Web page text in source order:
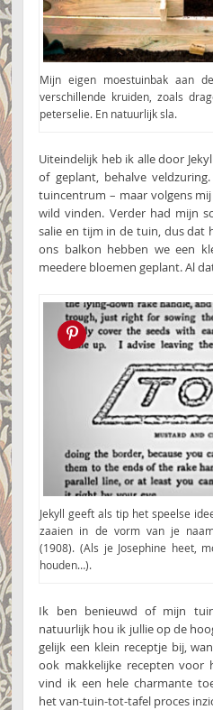
Mijn eigen moestuinbak aan
verschillende kruiden, zoals
peterselie. En natuurlijk sla.
Uiteindelijk heb ik alle door
of geplant, behalve
tuincentrum – maar volgens
wild vinden. Verder had mijn
salie en tijm in de tuin, dus dat
ons balkon hebben we een
meedere bloemen geplant. Al
Pin this!
Jekyll geeft als tip het speelse
zaaien in de vorm van je
(1908). (Als je Josephine heet,
houden…).
Ik ben benieuwd of mijn
natuurlijk hou ik jullie op de
gelijk een klein receptje bij,
ook makkelijke recepten voor
vind ik een hele charmante
het van-tuin-tot-tafel proces